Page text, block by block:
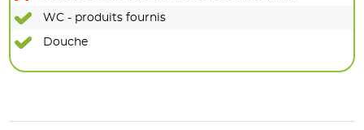
WC - produits fournis
Douche